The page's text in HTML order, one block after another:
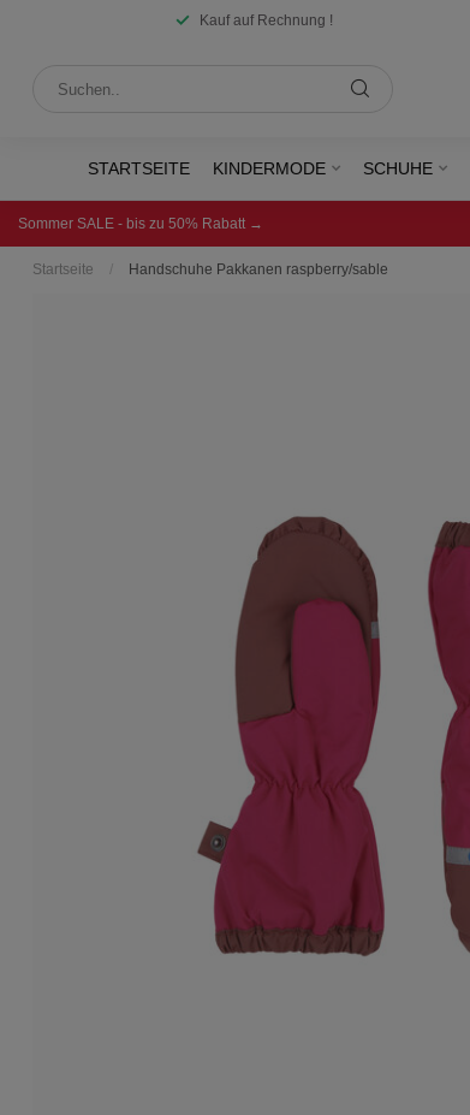
Kauf auf Rechnung !
STARTSEITE KINDERMODE SCHUHE
Sommer SALE - bis zu 50% Rabatt →
Startseite / Handschuhe Pakkanen raspberry/sable